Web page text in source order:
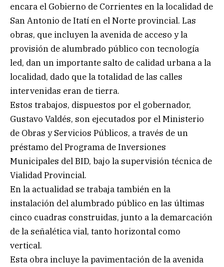
encara el Gobierno de Corrientes en la localidad de
San Antonio de Itatí en el Norte provincial. Las
obras, que incluyen la avenida de acceso y la
provisión de alumbrado público con tecnología
led, dan un importante salto de calidad urbana a la
localidad, dado que la totalidad de las calles
intervenidas eran de tierra.
Estos trabajos, dispuestos por el gobernador,
Gustavo Valdés, son ejecutados por el Ministerio
de Obras y Servicios Públicos, a través de un
préstamo del Programa de Inversiones
Municipales del BID, bajo la supervisión técnica de
Vialidad Provincial.
En la actualidad se trabaja también en la
instalación del alumbrado público en las últimas
cinco cuadras construidas, junto a la demarcación
de la señalética vial, tanto horizontal como
vertical.
Esta obra incluye la pavimentación de la avenida